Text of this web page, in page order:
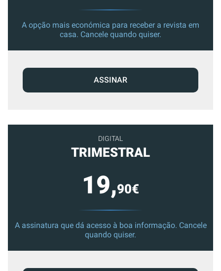
A opção mais económica para receber a revista em
casa. Cancele quando quiser.
ASSINAR
DIGITAL
TRIMESTRAL
19,90€
A assinatura que dá acesso à boa informação. Cancele
quando quiser.